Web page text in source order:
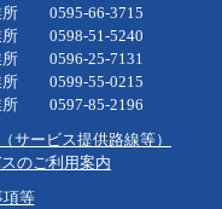
0595-66-3715
0598-51-5240
0596-25-7131
0599-55-0215
0597-85-2196
サービス提供路線等）
のご利用案内
項等